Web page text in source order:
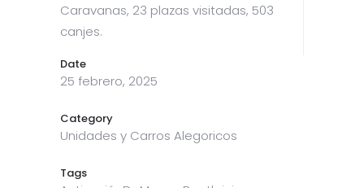
Caravanas, 23 plazas visitadas, 503
canjes.
Date
25 febrero, 2025
Category
Unidades y Carros Alegoricos
Tags